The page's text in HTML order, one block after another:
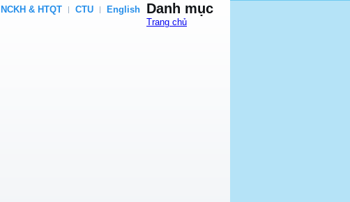
NCKH & HTQT CTU English Danh mục
Trang chủ